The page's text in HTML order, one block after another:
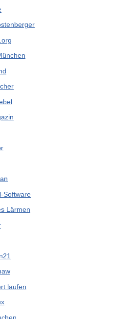
Software
Lärmen
laufen